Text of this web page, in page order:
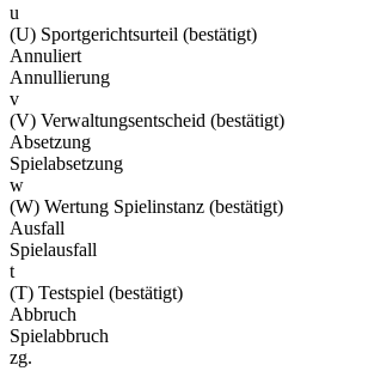
u
(U) Sportgerichtsurteil (bestätigt)
Annuliert
Annullierung
v
(V) Verwaltungsentscheid (bestätigt)
Absetzung
Spielabsetzung
w
(W) Wertung Spielinstanz (bestätigt)
Ausfall
Spielausfall
t
(T) Testspiel (bestätigt)
Abbruch
Spielabbruch
zg.